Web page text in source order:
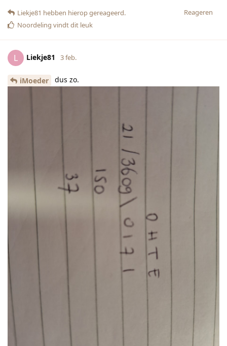
Reageren
Liekje81 hebben hierop gereageerd.
Noordeling vindt dit leuk
L Liekje81 3 feb.
iMoeder dus zo.